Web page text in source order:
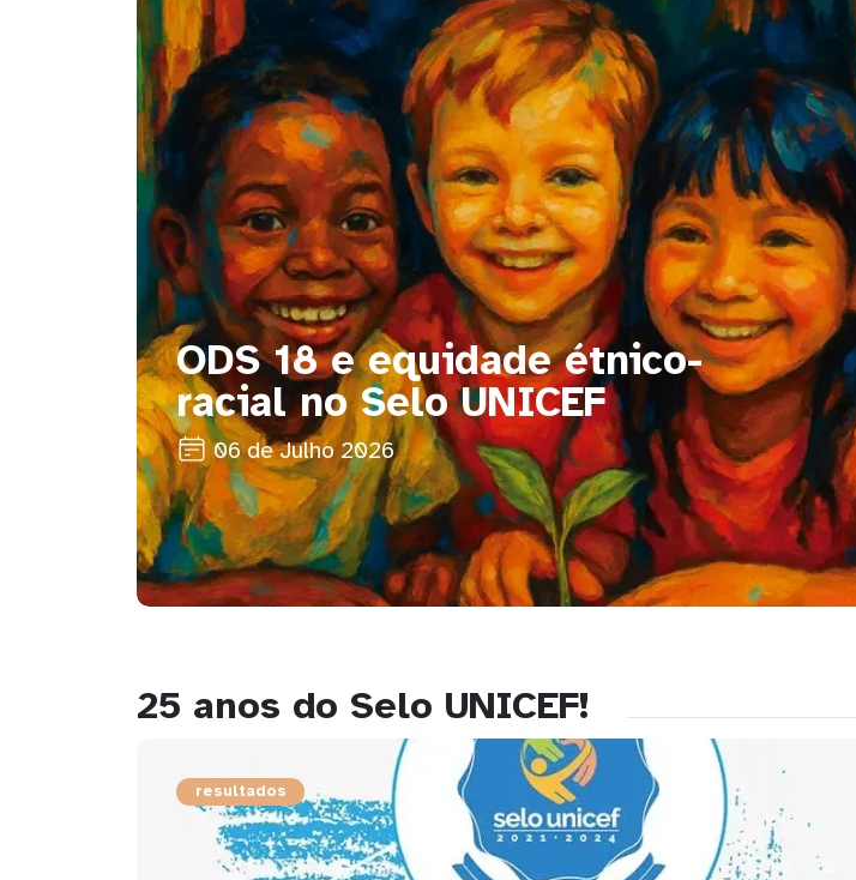
ODS 18 e equidade étnico-
racial no Selo UNICEF
06 de Julho 2026
25 anos do Selo UNICEF!
resultados